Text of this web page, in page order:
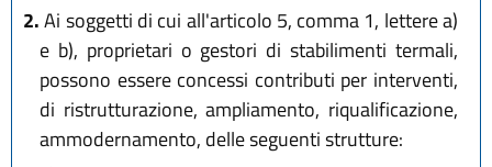
2.Ai soggetti di cui all'articolo 5, comma 1, lettere a)
e b), proprietari o gestori di stabilimenti termali,
possono essere concessi contributi per interventi,
di ristrutturazione, ampliamento, riqualificazione,
ammodernamento, delle seguenti strutture: